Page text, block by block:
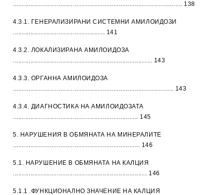
................................................................................................ 138
4.3.1. ГЕНЕРАЛИЗИРАНИ СИСТЕМНИ АМИЛОИДОЗИ
.................................................... 141
4.3.2. ЛОКАЛИЗИРАНА АМИЛОИДОЗА
............................................................................... 143
4.3.3. ОРГАННА АМИЛОИДОЗА
........................................................................................... 143
4.3.4. ДИАГНОСТИКА НА АМИЛОИДОЗАТА
....................................................................... 145
5. НАРУШЕНИЯ В ОБМЯНАТА НА МИНЕРАЛИТЕ
........................................................................ 146
5.1. НАРУШЕНИЕ В ОБМЯНАТА НА КАЛЦИЯ
............................................................................ 146
5.1.1 .ФУНКЦИОНАЛНО ЗНАЧЕНИЕ НА КАЛЦИЯ